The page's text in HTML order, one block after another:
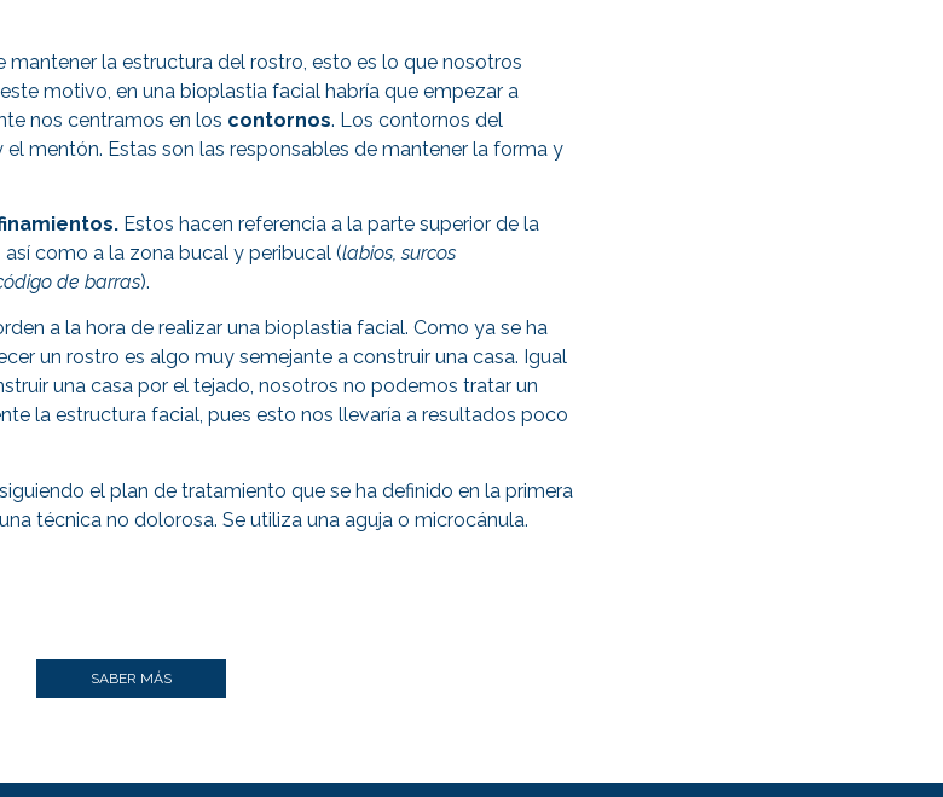
mantener la estructura del rostro, esto es lo que nosotros
motivo, en una bioplastia facial habría que empezar a
nos centramos en los contornos. Los contornos del
mentón. Estas son las responsables de mantener la forma y
Estos hacen referencia a la parte superior de la
así como a la zona bucal y peribucal (labios, surcos
de barras).
a la hora de realizar una bioplastia facial. Como ya se ha
un rostro es algo muy semejante a construir una casa. Igual
una casa por el tejado, nosotros no podemos tratar un
la estructura facial, pues esto nos llevaría a resultados poco
el plan de tratamiento que se ha definido en la primera
técnica no dolorosa. Se utiliza una aguja o microcánula.
SABER MÁS